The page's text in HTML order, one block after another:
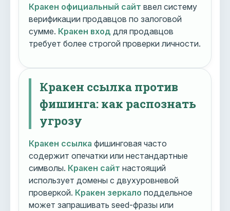
Кракен официальный сайт ввел систему
верификации продавцов по залоговой
сумме. Кракен вход для продавцов
требует более строгой проверки личности.
Кракен ссылка против
фишинга: как распознать
угрозу
Кракен ссылка фишинговая часто
содержит опечатки или нестандартные
символы. Кракен сайт настоящий
использует домены с двухуровневой
проверкой. Кракен зеркало поддельное
может запрашивать seed-фразы или